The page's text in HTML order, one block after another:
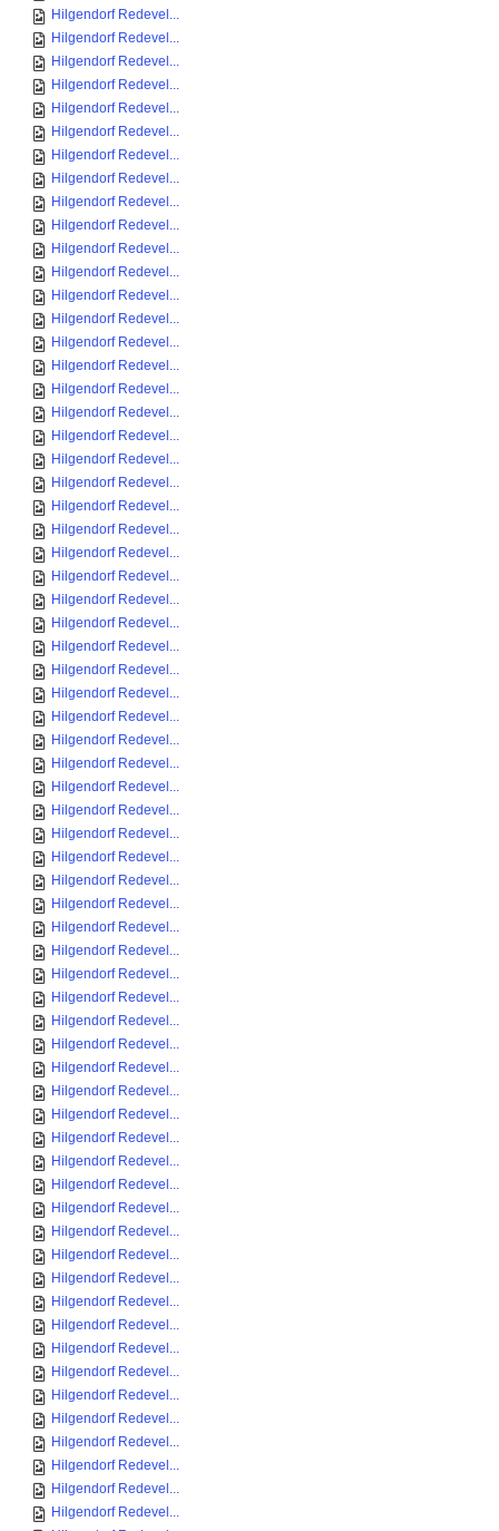
Hilgendorf Redevel...
Hilgendorf Redevel...
Hilgendorf Redevel...
Hilgendorf Redevel...
Hilgendorf Redevel...
Hilgendorf Redevel...
Hilgendorf Redevel...
Hilgendorf Redevel...
Hilgendorf Redevel...
Hilgendorf Redevel...
Hilgendorf Redevel...
Hilgendorf Redevel...
Hilgendorf Redevel...
Hilgendorf Redevel...
Hilgendorf Redevel...
Hilgendorf Redevel...
Hilgendorf Redevel...
Hilgendorf Redevel...
Hilgendorf Redevel...
Hilgendorf Redevel...
Hilgendorf Redevel...
Hilgendorf Redevel...
Hilgendorf Redevel...
Hilgendorf Redevel...
Hilgendorf Redevel...
Hilgendorf Redevel...
Hilgendorf Redevel...
Hilgendorf Redevel...
Hilgendorf Redevel...
Hilgendorf Redevel...
Hilgendorf Redevel...
Hilgendorf Redevel...
Hilgendorf Redevel...
Hilgendorf Redevel...
Hilgendorf Redevel...
Hilgendorf Redevel...
Hilgendorf Redevel...
Hilgendorf Redevel...
Hilgendorf Redevel...
Hilgendorf Redevel...
Hilgendorf Redevel...
Hilgendorf Redevel...
Hilgendorf Redevel...
Hilgendorf Redevel...
Hilgendorf Redevel...
Hilgendorf Redevel...
Hilgendorf Redevel...
Hilgendorf Redevel...
Hilgendorf Redevel...
Hilgendorf Redevel...
Hilgendorf Redevel...
Hilgendorf Redevel...
Hilgendorf Redevel...
Hilgendorf Redevel...
Hilgendorf Redevel...
Hilgendorf Redevel...
Hilgendorf Redevel...
Hilgendorf Redevel...
Hilgendorf Redevel...
Hilgendorf Redevel...
Hilgendorf Redevel...
Hilgendorf Redevel...
Hilgendorf Redevel...
Hilgendorf Redevel...
Hilgendorf Redevel...